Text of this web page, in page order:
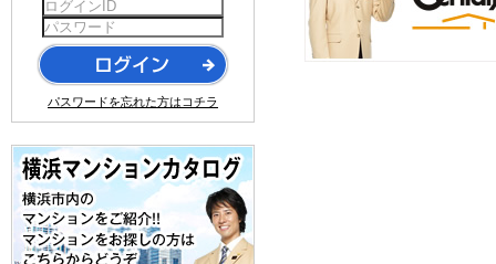
パスワードを忘れた方はコチラ